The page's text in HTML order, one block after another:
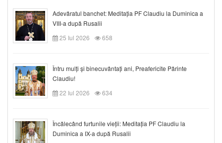
Adevăratul banchet: Meditația PF Claudiu la Duminica a
VIII-a după Rusalii
25 Iul 2026
658
Întru mulți și binecuvântați ani, Preafericite Părinte
Claudiu!
22 Iul 2026
634
Încălecând furtunile vieții: Meditația PF Claudiu la
Duminica a IX-a după Rusalii